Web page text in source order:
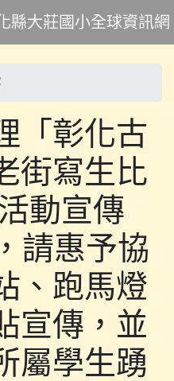
縣大莊國小全球資訊網
「彰化古
街寫生比
動宣傳
請惠予協
、跑馬燈
宣傳，並
屬學生踴